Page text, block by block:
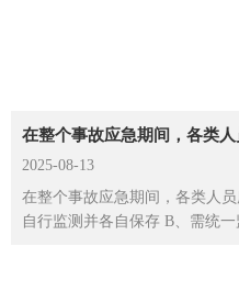
在整个事故应急期间，各类
2025-08-13
在整个事故应急期间，各类人
自行监测并各自保存 B、需统